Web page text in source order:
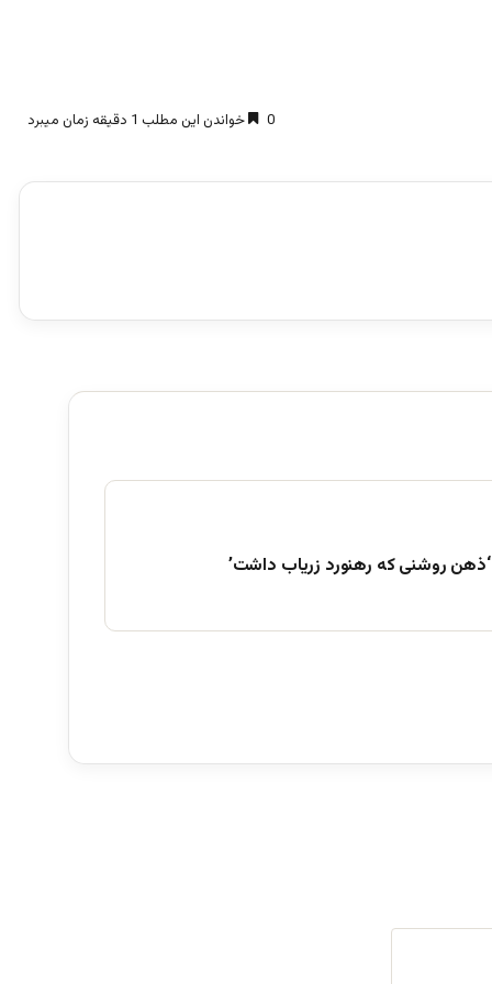
0 خواندن این مطلب 1 دقیقه زمان میبرد
‘ذهن روشنی که رهنورد زریاب داشت’